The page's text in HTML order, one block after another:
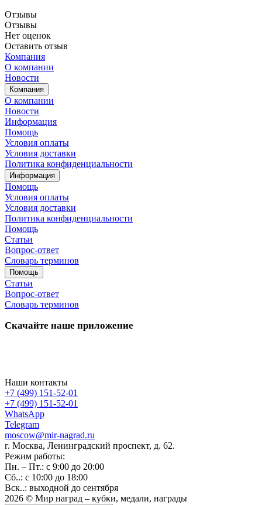
Отзывы
Отзывы
Нет оценок
Оставить отзыв
Компания
О компании
Новости
Компания
О компании
Новости
Информация
Помощь
Условия оплаты
Условия доставки
Политика конфиденциальности
Информация
Помощь
Условия оплаты
Условия доставки
Политика конфиденциальности
Помощь
Статьи
Вопрос-ответ
Словарь терминов
Помощь
Статьи
Вопрос-ответ
Словарь терминов
Скачайте наше приложение
Наши контакты
+7 (499) 151-52-01
+7 (499) 151-52-01
WhatsApp
Telegram
moscow@mir-nagrad.ru
г. Москва, Ленинградский проспект, д. 62.
Режим работы:
Пн. – Пт.: с 9:00 до 20:00
Сб..: с 10:00 до 18:00
Вск..: выходной до сентября
2026 © Мир наград – кубки, медали, награды